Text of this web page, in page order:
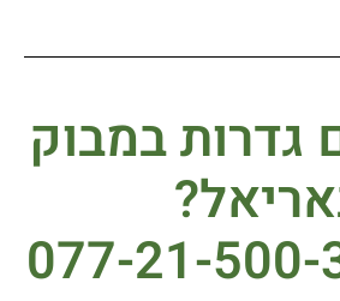
במבוק